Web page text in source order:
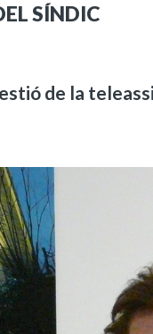
SÍNDIC
de la